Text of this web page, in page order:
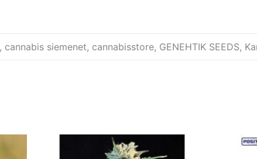
cannabis siemenet, cannabisstore, GENEHTIK SEEDS,